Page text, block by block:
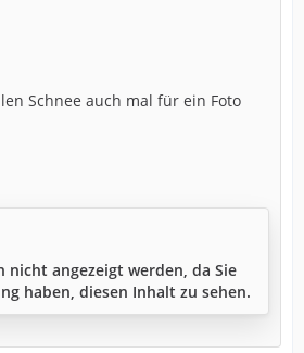
Schnee auch mal für ein Foto
nicht angezeigt werden, da Sie
haben, diesen Inhalt zu sehen.